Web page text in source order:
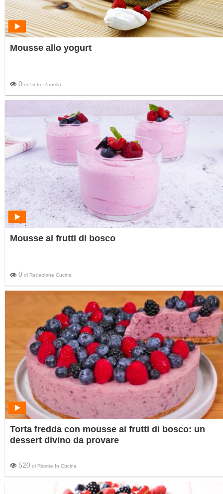
Mousse allo yogurt
0 di Pietro Zanella
Mousse ai frutti di bosco
0 di Redazione Cucina
Torta fredda con mousse ai frutti di bosco: un
dessert divino da provare
520 di Ricette In Cucina